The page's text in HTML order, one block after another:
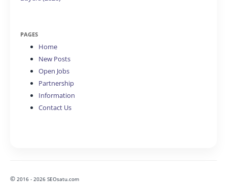
PAGES
Home
New Posts
Open Jobs
Partnership
Information
Contact Us
© 2016 - 2026 SEOsatu.com